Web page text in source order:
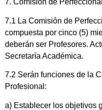
7. Comisión de
7.1 La Comisión de
compuesta por cinco (5)
deberán ser Profesores.
Secretaría Académica.
7.2 Serán funciones de la
Profesional:
a) Establecer los objetivos